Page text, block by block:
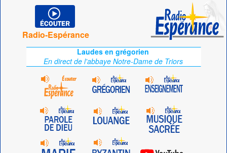
Radio-Espérance
Laudes en grégorien
En direct de l'abbaye Notre-Dame de Triors